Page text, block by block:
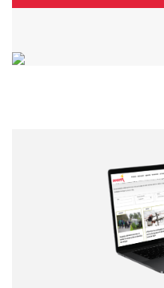
Correo electrónico
Tipo de comentario